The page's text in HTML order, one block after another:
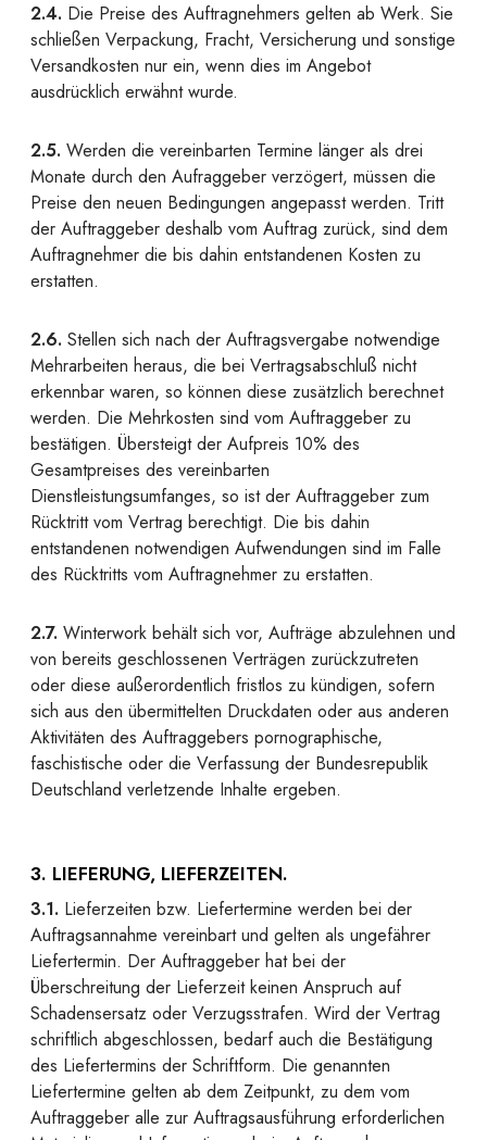
2.4. Die Preise des Auftragnehmers gelten ab Werk. Sie
schließen Verpackung, Fracht, Versicherung und sonstige
Versandkosten nur ein, wenn dies im Angebot
ausdrücklich erwähnt wurde.
2.5. Werden die vereinbarten Termine länger als drei
Monate durch den Aufraggeber verzögert, müssen die
Preise den neuen Bedingungen angepasst werden. Tritt
der Auftraggeber deshalb vom Auftrag zurück, sind dem
Auftragnehmer die bis dahin entstandenen Kosten zu
erstatten.
2.6. Stellen sich nach der Auftragsvergabe notwendige
Mehrarbeiten heraus, die bei Vertragsabschluß nicht
erkennbar waren, so können diese zusätzlich berechnet
werden. Die Mehrkosten sind vom Auftraggeber zu
bestätigen. Übersteigt der Aufpreis 10% des
Gesamtpreises des vereinbarten
Dienstleistungsumfanges, so ist der Auftraggeber zum
Rücktritt vom Vertrag berechtigt. Die bis dahin
entstandenen notwendigen Aufwendungen sind im Falle
des Rücktritts vom Auftragnehmer zu erstatten.
2.7. Winterwork behält sich vor, Aufträge abzulehnen und
von bereits geschlossenen Verträgen zurückzutreten
oder diese außerordentlich fristlos zu kündigen, sofern
sich aus den übermittelten Druckdaten oder aus anderen
Aktivitäten des Auftraggebers pornographische,
faschistische oder die Verfassung der Bundesrepublik
Deutschland verletzende Inhalte ergeben.
3. LIEFERUNG, LIEFERZEITEN.
3.1. Lieferzeiten bzw. Liefertermine werden bei der
Auftragsannahme vereinbart und gelten als ungefährer
Liefertermin. Der Auftraggeber hat bei der
Überschreitung der Lieferzeit keinen Anspruch auf
Schadensersatz oder Verzugsstrafen. Wird der Vertrag
schriftlich abgeschlossen, bedarf auch die Bestätigung
des Liefertermins der Schriftform. Die genannten
Liefertermine gelten ab dem Zeitpunkt, zu dem vom
Auftraggeber alle zur Auftragsausführung erforderlichen